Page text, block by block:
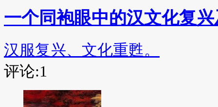
一个同袍眼中的汉文化复
汉服复兴、文化重甦。
评论:1